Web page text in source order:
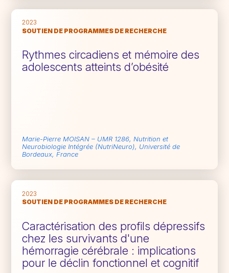
2023
SOUTIEN DE PROGRAMMES DE RECHERCHE
Rythmes circadiens et mémoire des
adolescents atteints d’obésité
Marie-Pierre MOISAN – UMR 1286, Nutrition et
Neurobiologie Intégrée (NutriNeuro), Université de
Bordeaux, France
2023
SOUTIEN DE PROGRAMMES DE RECHERCHE
Caractérisation des profils dépressifs
chez les survivants d'une
hémorragie cérébrale : implications
pour le déclin fonctionnel et cognitif